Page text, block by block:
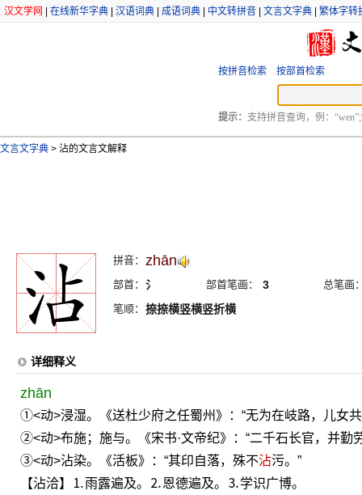
汉文学网 在线新华字典 汉语词典 成语词典 中文转拼音 文言文字典 繁体字转
按拼音检索 按部首检索
提示： 支持拼音查询，例：
文言文字典 > 沾的文言文解释
拼音： zhān
部首： 氵 部首笔画： 3
总笔画
笔顺： 捺捺横竖横竖折横
详细释义
zhān
①<动>浸湿。《送杜少府之任蜀州》：“无为在岐路，儿女共
②<动>布施；施与。《宋书·文帝纪》：“二千石长官，并勤
③<动>沾染。《活板》：“其印自落，殊不沾污。”
【沾洽】⒈雨露遍及。⒉恩德遍及。⒊学识广博。